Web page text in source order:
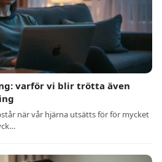
varför vi blir trötta även
när vår hjärna utsätts för för mycket